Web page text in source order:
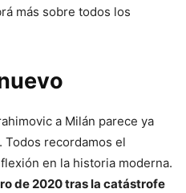
más sobre todos los
a Milán parece ya
Todos recordamos el
en la historia moderna.
de 2020 tras la catástrofe